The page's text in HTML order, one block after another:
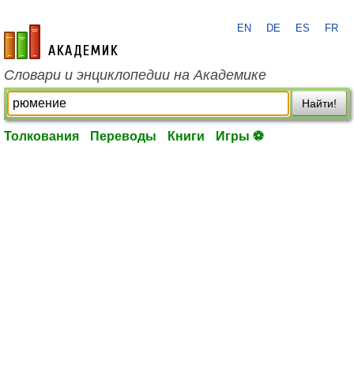
academic.ru
EN DE ES FR
Словари и энциклопедии на Академике
Найти!
Толкования Переводы Книги Игры ⚽